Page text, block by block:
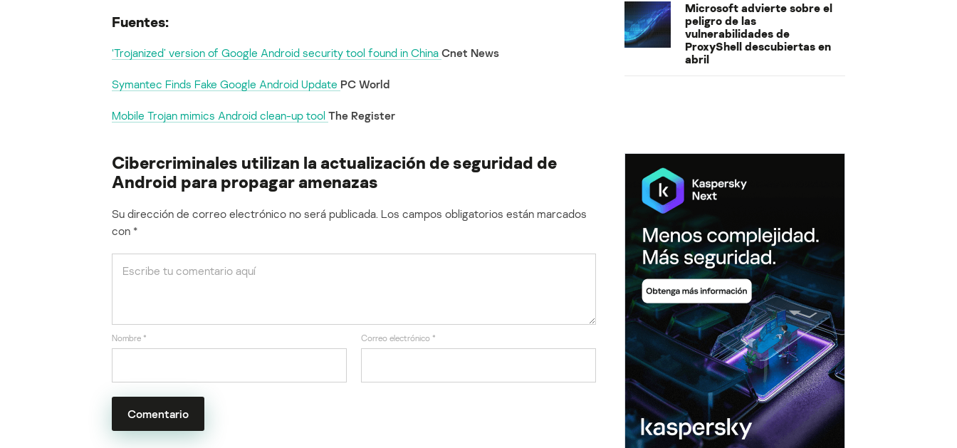
Fuentes:
‘Trojanized’ version of Google Android security tool found in China Cnet News
Symantec Finds Fake Google Android Update PC World
Mobile Trojan mimics Android clean-up tool The Register
Cibercriminales utilizan la actualización de seguridad de
Android para propagar amenazas
Su dirección de correo electrónico no será publicada. Los campos obligatorios están marcados
con *
Nombre * Correo electrónico *
Microsoft advierte sobre el
peligro de las
vulnerabilidades de
ProxyShell descubiertas en
abril